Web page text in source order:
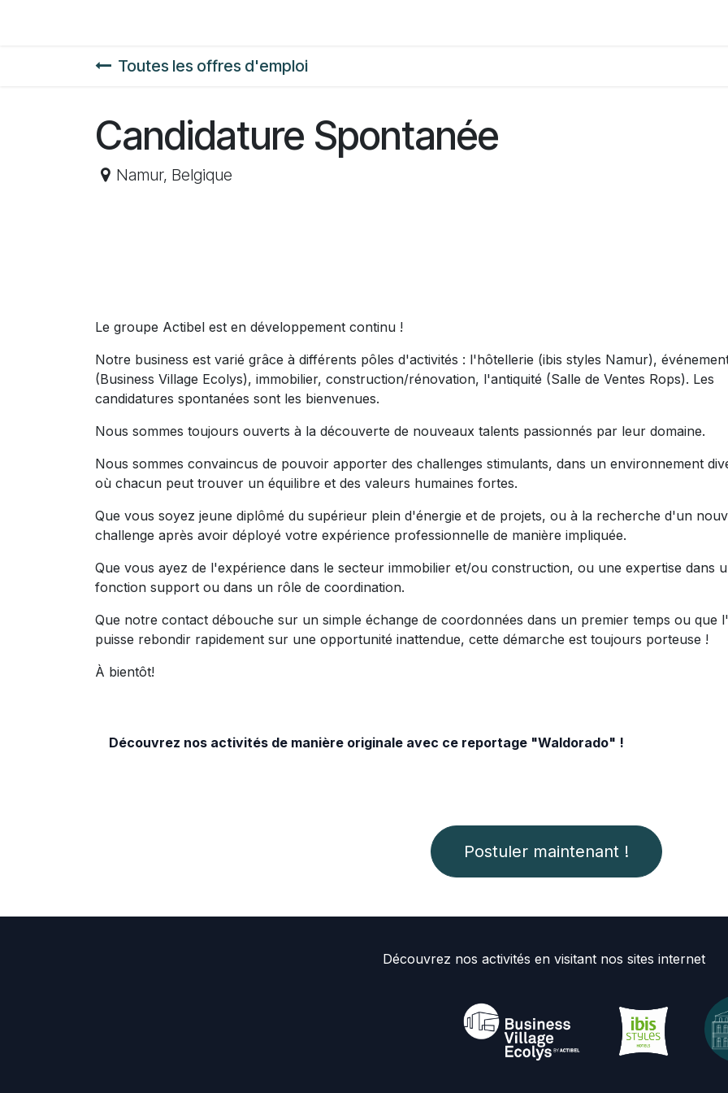
Toutes les offres d'emploi
Candidature Spontanée
Namur, Belgique
Le groupe Actibel est en développement continu !
Notre business est varié grâce à différents pôles d'activités : l'hôtellerie (ibis styles Namur),
(Business Village Ecolys), immobilier, construction/rénovation, l'antiquité (Salle de Ventes Rops). Les
candidatures spontanées sont les bienvenues.
Nous sommes toujours ouverts à la découverte de nouveaux talents passionnés par leur domaine.
Nous sommes convaincus de pouvoir apporter des challenges stimulants, dans un environnement
où chacun peut trouver un équilibre et des valeurs humaines fortes.
Que vous soyez jeune diplômé du supérieur plein d'énergie et de projets, ou à la recherche d'un
challenge après avoir déployé votre expérience professionnelle de manière impliquée.
Que vous ayez de l'expérience dans le secteur immobilier et/ou construction, ou une expertise dans
fonction support ou dans un rôle de coordination.
Que notre contact débouche sur un simple échange de coordonnées dans un premier temps ou que
puisse rebondir rapidement sur une opportunité inattendue, cette démarche est toujours porteuse !
À bientôt!
Découvrez nos activités de manière originale avec ce reportage "Waldorado" !
Postuler maintenant !
Découvrez nos activités en visitant nos sites internet